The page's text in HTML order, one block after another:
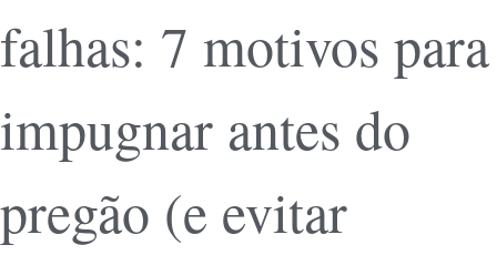
falhas: 7 motivos para
impugnar antes do
pregão (e evitar